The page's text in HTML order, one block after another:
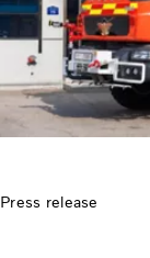
Press release